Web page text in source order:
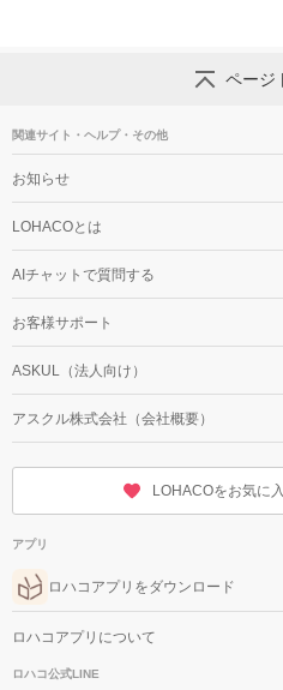
ページ
関連サイト・ヘルプ・その他
お知らせ
LOHACOとは
AIチャットで質問する
お客様サポート
ASKUL（法人向け）
アスクル株式会社（会社概要）
LOHACOをお気に
アプリ
ロハコアプリをダウンロード
ロハコアプリについて
ロハコ公式LINE